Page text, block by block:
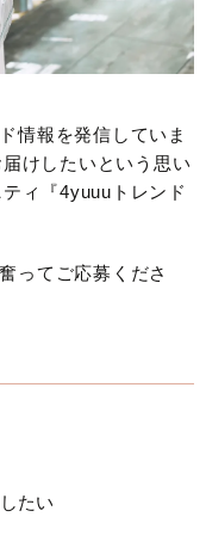
情報を発信していま
けしたいという思い
ィ『4yuuuトレンド
ってご応募くださ
たい